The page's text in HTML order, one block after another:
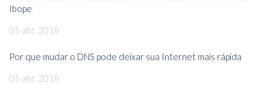
Ibope
05 abr, 2018
Por que mudar o DNS pode deixar sua Internet mais rápida
05 abr, 2018